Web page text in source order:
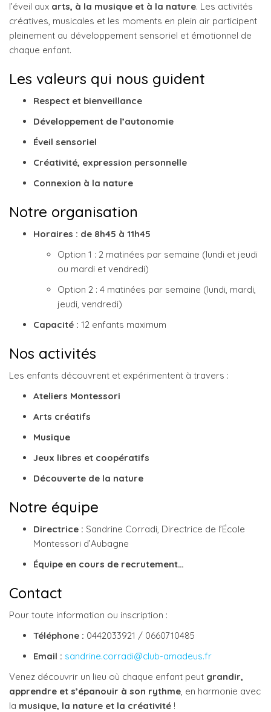
l’éveil aux arts, à la musique et à la nature. Les activités
créatives, musicales et les moments en plein air participent
pleinement au développement sensoriel et émotionnel de
chaque enfant.
Les valeurs qui nous guident
Respect et bienveillance
Développement de l’autonomie
Éveil sensoriel
Créativité, expression personnelle
Connexion à la nature
Notre organisation
Horaires : de 8h45 à 11h45
Option 1 : 2 matinées par semaine (lundi et jeudi
ou mardi et vendredi)
Option 2 : 4 matinées par semaine (lundi, mardi,
jeudi, vendredi)
Capacité : 12 enfants maximum
Nos activités
Les enfants découvrent et expérimentent à travers :
Ateliers Montessori
Arts créatifs
Musique
Jeux libres et coopératifs
Découverte de la nature
Notre équipe
Directrice : Sandrine Corradi, Directrice de l’École
Montessori d’Aubagne
Équipe en cours de recrutement…
Contact
Pour toute information ou inscription :
Téléphone : 0442033921 / 0660710485
Email : sandrine.corradi@club-amadeus.fr
Venez découvrir un lieu où chaque enfant peut grandir,
apprendre et s’épanouir à son rythme, en harmonie avec
la musique, la nature et la créativité !